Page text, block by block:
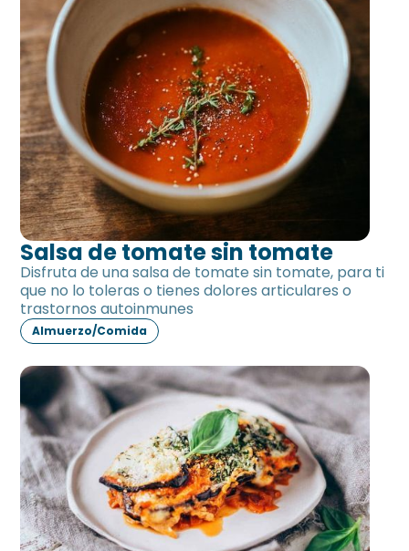
Salsa de tomate sin tomate
Disfruta de una salsa de tomate sin tomate, para ti
que no lo toleras o tienes dolores articulares o
trastornos autoinmunes
Almuerzo/Comida
Berenjena al gratén